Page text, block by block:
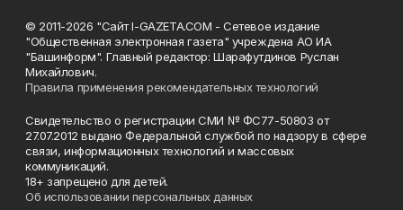
© 2011-2026 "Сайт I-GAZETA.COM - Сетевое издание
"Общественная электронная газета" учреждена АО ИА
"Башинформ". Главный редактор: Шарафутдинов Руслан
Михайлович.
Правила применения рекомендательных технологий
Свидетельство о регистрации СМИ № ФС77-50803 от
27.07.2012 выдано Федеральной службой по надзору в сфере
связи, информационных технологий и массовых
коммуникаций.
18+ запрещено для детей.
Об использовании персональных данных